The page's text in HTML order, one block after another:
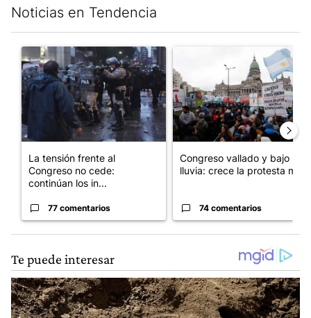
Noticias en Tendencia
Un artículo de tendencia con el título "La tensión frente al
La tensión frente al
Congreso no cede:
continúan los in...
77 comentarios
Un artículo de tendencia
Congreso vallado y bajo la
lluvia: crece la protesta mi...
74 comentarios